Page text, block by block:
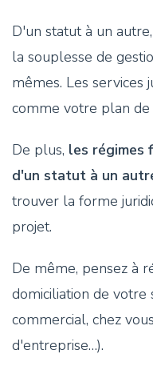
D'un statut à un
la souplesse de
mêmes. Les services
comme votre plan
De plus, les régimes
d'un statut à un
trouver la forme
projet.
De même, pensez à
domiciliation de votre
commercial, chez
d'entreprise…).